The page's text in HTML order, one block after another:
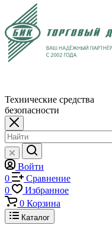
Технические средства
безопасности
Войти
0
Сравнение
0
Избранное
0 Корзина
Каталог